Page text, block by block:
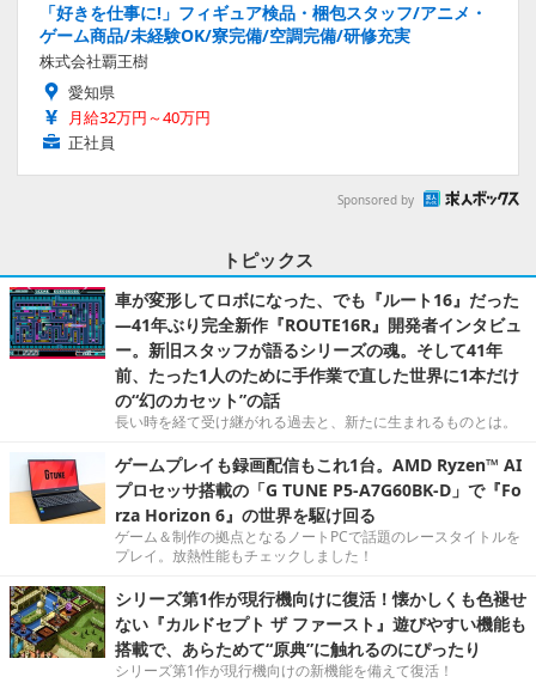
「好きを仕事に!」フィギュア検品・梱包スタッフ/アニメ・
ゲーム商品/未経験OK/寮完備/空調完備/研修充実
株式会社覇王樹
愛知県
月給32万円～40万円
正社員
Sponsored by
トピックス
車が変形してロボになった、でも『ルート16』だった
―41年ぶり完全新作『ROUTE16R』開発者インタビュ
ー。新旧スタッフが語るシリーズの魂。そして41年
前、たった1人のために手作業で直した世界に1本だけ
の“幻のカセット”の話
長い時を経て受け継がれる過去と、新たに生まれるものとは。
ゲームプレイも録画配信もこれ1台。AMD Ryzen™ AI
プロセッサ搭載の「G TUNE P5-A7G60BK-D」で『Fo
rza Horizon 6』の世界を駆け回る
ゲーム＆制作の拠点となるノートPCで話題のレースタイトルを
プレイ。放熱性能もチェックしました！
シリーズ第1作が現行機向けに復活！懐かしくも色褪せ
ない『カルドセプト ザ ファースト』遊びやすい機能も
搭載で、あらためて“原典”に触れるのにぴったり
シリーズ第1作が現行機向けの新機能を備えて復活！